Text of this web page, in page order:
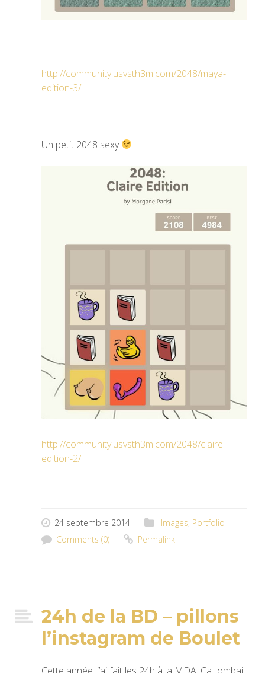
http://community.usvsth3m.com/2048/maya-
edition-3/
Un petit 2048 sexy
http://community.usvsth3m.com/2048/claire-
edition-2/
24 septembre 2014 Images, Portfolio
Comments (0)
Permalink
24h de la BD – pillons
l’instagram de Boulet